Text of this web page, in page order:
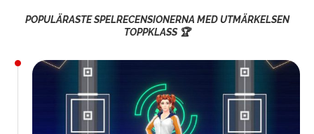
POPULÄRASTE SPELRECENSIONERNA MED UTMÄRKELSEN
TOPPKLASS 🏆